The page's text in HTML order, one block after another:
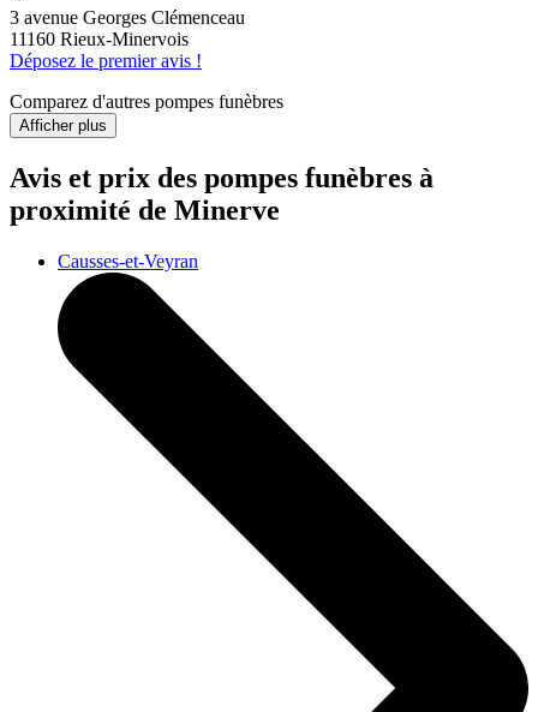
3 avenue Georges Clémenceau
11160 Rieux-Minervois
Déposez le premier avis !
Comparez d'autres pompes funèbres
Afficher plus
Avis et prix des pompes funèbres à
proximité de Minerve
Causses-et-Veyran